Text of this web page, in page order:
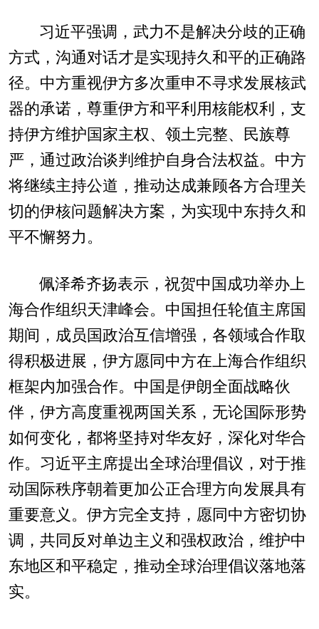
习近平强调，武力不是解决分歧的正确
方式，沟通对话才是实现持久和平的正确路
径。中方重视伊方多次重申不寻求发展核武
器的承诺，尊重伊方和平利用核能权利，支
持伊方维护国家主权、领土完整、民族尊
严，通过政治谈判维护自身合法权益。中方
将继续主持公道，推动达成兼顾各方合理关
切的伊核问题解决方案，为实现中东持久和
平不懈努力。
佩泽希齐扬表示，祝贺中国成功举办上
海合作组织天津峰会。中国担任轮值主席国
期间，成员国政治互信增强，各领域合作取
得积极进展，伊方愿同中方在上海合作组织
框架内加强合作。中国是伊朗全面战略伙
伴，伊方高度重视两国关系，无论国际形势
如何变化，都将坚持对华友好，深化对华合
作。习近平主席提出全球治理倡议，对于推
动国际秩序朝着更加公正合理方向发展具有
重要意义。伊方完全支持，愿同中方密切协
调，共同反对单边主义和强权政治，维护中
东地区和平稳定，推动全球治理倡议落地落
实。